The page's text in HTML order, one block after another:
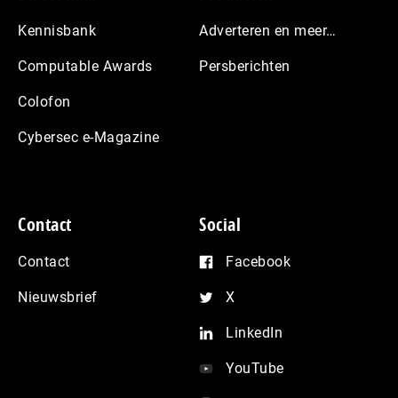
Kennisbank
Computable Awards
Colofon
Cybersec e-Magazine
Adverteren en meer…
Persberichten
Contact
Contact
Nieuwsbrief
Social
Facebook
X
LinkedIn
YouTube